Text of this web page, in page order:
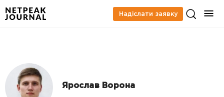
Надіслати заявку
Ярослав Ворона